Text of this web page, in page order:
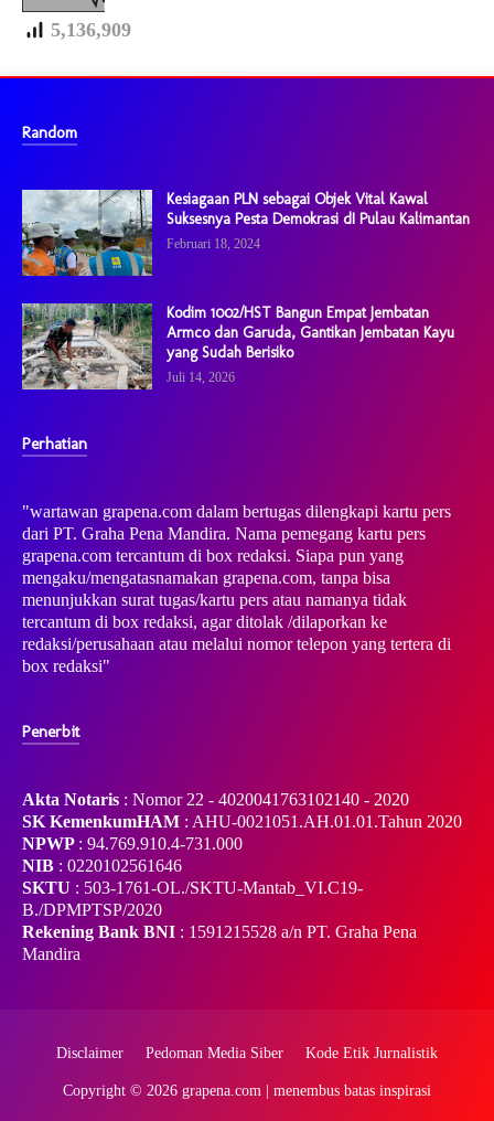
5,136,909
Random
Kesiagaan PLN sebagai Objek Vital Kawal
Suksesnya Pesta Demokrasi dI Pulau Kalimantan
Februari 18, 2024
Kodim 1002/HST Bangun Empat Jembatan
Armco dan Garuda, Gantikan Jembatan Kayu
yang Sudah Berisiko
Juli 14, 2026
Perhatian
"wartawan grapena.com dalam bertugas dilengkapi kartu pers
dari PT. Graha Pena Mandira. Nama pemegang kartu pers
grapena.com tercantum di box redaksi. Siapa pun yang
mengaku/mengatasnamakan grapena.com, tanpa bisa
menunjukkan surat tugas/kartu pers atau namanya tidak
tercantum di box redaksi, agar ditolak /dilaporkan ke
redaksi/perusahaan atau melalui nomor telepon yang tertera di
box redaksi"
Penerbit
Akta Notaris : Nomor 22 - 4020041763102140 - 2020
SK KemenkumHAM : AHU-0021051.AH.01.01.Tahun 2020
NPWP : 94.769.910.4-731.000
NIB : 0220102561646
SKTU : 503-1761-OL./SKTU-Mantab_VI.C19-
B./DPMPTSP/2020
Rekening Bank BNI : 1591215528 a/n PT. Graha Pena
Mandira
Copyright © 2026 grapena.com | menembus batas inspirasi
Disclaimer Pedoman Media Siber Kode Etik Jurnalistik